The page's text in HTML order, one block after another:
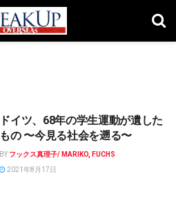
ドイツ、68年の学生運動が遺した
もの 〜今見る社会を遡る〜
BY フックス真理子/ MARIKO, FUCHS
2021年8月17日